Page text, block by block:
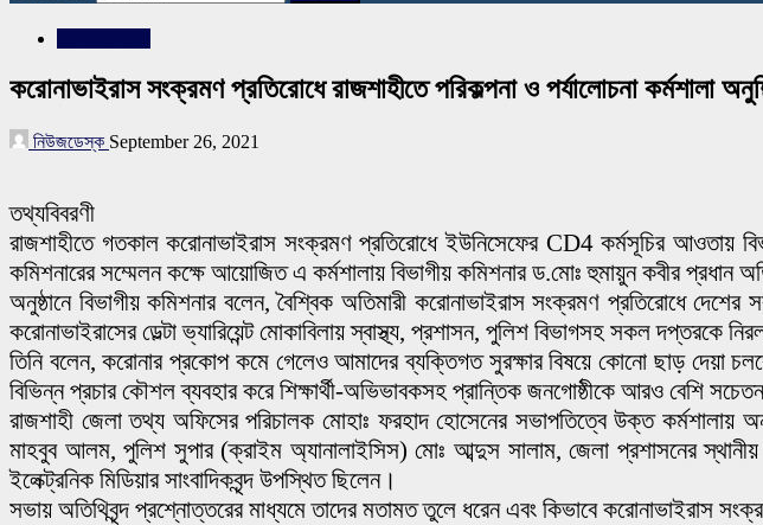
করোনাভাইরাস সংক্রমণ প্রতিরোধে রাজশাহীতে পরিকল্পনা ও পর্যালোচনা কর্মশালা
নিউজডেস্ক September 26, 2021
তথ্যবিবরণী
রাজশাহীতে গতকাল করোনাভাইরাস সংক্রমণ প্রতিরোধে ইউনিসেফের CD4 কর্মসূচির আওতায়
কমিশনারের সম্মেলন কক্ষে আয়োজিত এ কর্মশালায় বিভাগীয় কমিশনার ড.মোঃ হুমায়ুন কবীর প্রধান
অনুষ্ঠানে বিভাগীয় কমিশনার বলেন, বৈশ্বিক অতিমারী করোনাভাইরাস সংক্রমণ প্রতিরোধে
করোনাভাইরাসের ডেল্টা ভ্যারিয়েন্ট মোকাবিলায় স্বাস্থ্য, প্রশাসন, পুলিশ বিভাগসহ সকল দপ্তরকে
তিনি বলেন, করোনার প্রকোপ কমে গেলেও আমাদের ব্যক্তিগত সুরক্ষার বিষয়ে কোনো ছাড় দেয়া
বিভিন্ন প্রচার কৌশল ব্যবহার করে শিক্ষার্থী-অভিভাবকসহ প্রান্তিক জনগোষ্ঠীকে আরও বেশি
রাজশাহী জেলা তথ্য অফিসের পরিচালক মোহাঃ ফরহাদ হোসেনের সভাপতিত্বে উক্ত কর্মশালায়
মাহবুব আলম, পুলিশ সুপার (ক্রাইম অ্যানালাইসিস) মোঃ আব্দুস সালাম, জেলা প্রশাসনের স্থানীয়
ইলেক্ট্রনিক মিডিয়ার সাংবাদিকবৃন্দ উপস্থিত ছিলেন।
সভায় অতিথিবৃন্দ প্রশ্নোত্তরের মাধ্যমে তাদের মতামত তুলে ধরেন এবং কিভাবে করোনাভাইরাস